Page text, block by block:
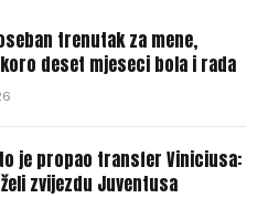
trenutak za mene,
deset mjeseci bola i rada
je propao transfer Viniciusa:
zvijezdu Juventusa